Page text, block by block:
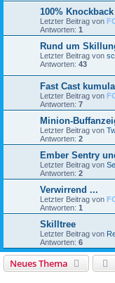
100%
Letzter Beitrag von
Antworten: 1
Rund um
Letzter Beitrag von
Antworten: 43
Fast Cast
Letzter Beitrag von
Antworten: 7
Minion-
Letzter Beitrag von
Antworten: 2
Ember Sentry
Letzter Beitrag von
Antworten: 2
Verwirrend ...
Letzter Beitrag von
Antworten: 1
Skilltree
Letzter Beitrag von
Antworten: 6
Neues Thema